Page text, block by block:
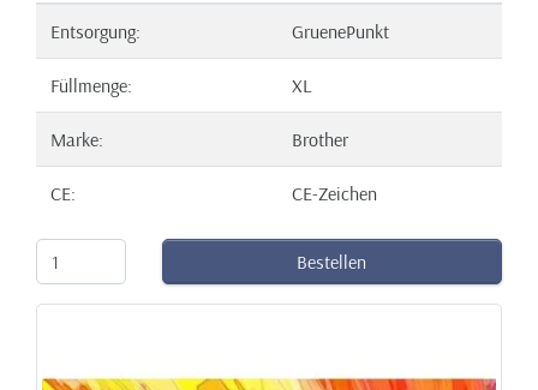
Entsorgung: GruenePunkt
Füllmenge: XL
Marke: Brother
CE: CE-Zeichen
Bestellen